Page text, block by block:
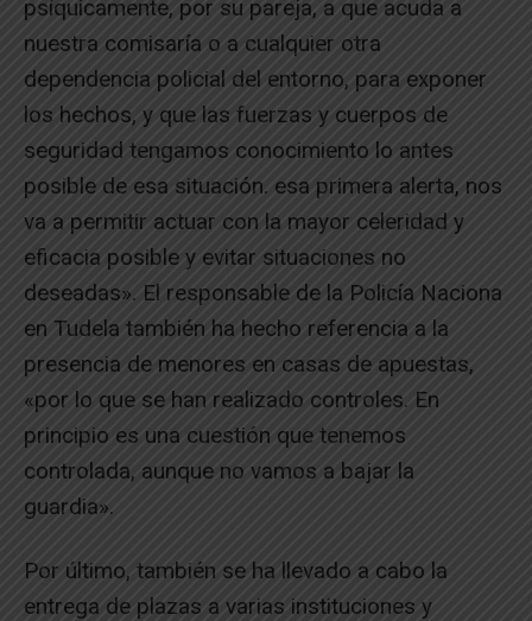
psíquicamente, por su pareja, a que acuda a
nuestra comisaría o a cualquier otra
dependencia policial del entorno, para exponer
los hechos, y que las fuerzas y cuerpos de
seguridad tengamos conocimiento lo antes
posible de esa situación. esa primera alerta, nos
va a permitir actuar con la mayor celeridad y
eficacia posible y evitar situaciones no
deseadas». El responsable de la Policía Naciona
en Tudela también ha hecho referencia a la
presencia de menores en casas de apuestas,
«por lo que se han realizado controles. En
principio es una cuestión que tenemos
controlada, aunque no vamos a bajar la
guardia».
Por último, también se ha llevado a cabo la
entrega de plazas a varias instituciones y